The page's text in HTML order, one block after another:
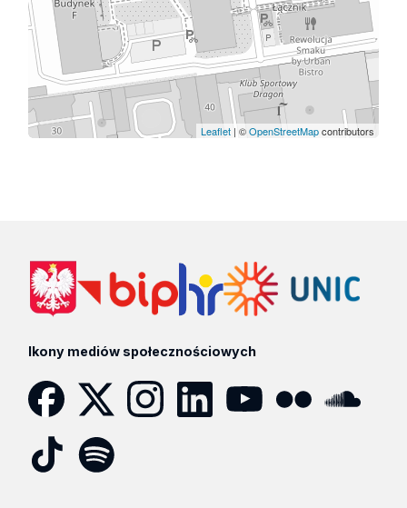
Leaflet| ©OpenStreetMapcontributors
Ikony mediów społecznościowych